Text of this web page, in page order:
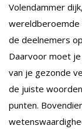
Volendammer
wereldberoemde
de deelnemers
Daarvoor moet
van je gezonde
de juiste
punten.